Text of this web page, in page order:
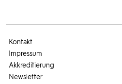
Kontakt
Impressum
Akkreditierung
Newsletter